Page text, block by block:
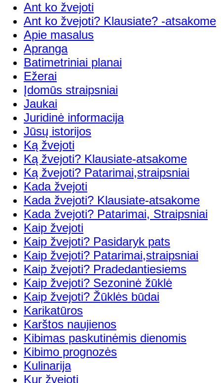
Ant ko žvejoti
Ant ko žvejoti? Klausiate? -atsakome
Apie masalus
Apranga
Batimetriniai planai
Ežerai
Įdomūs straipsniai
Jaukai
Juridinė informacija
Jūsų istorijos
Ką žvejoti
Ką žvejoti? Klausiate-atsakome
Ką žvejoti? Patarimai,straipsniai
Kada žvejoti
Kada žvejoti? Klausiate-atsakome
Kada žvejoti? Patarimai, Straipsniai
Kaip žvejoti
Kaip žvejoti? Pasidaryk pats
Kaip žvejoti? Patarimai,straipsniai
Kaip žvejoti? Pradedantiesiems
Kaip žvejoti? Sezoninė žūklė
Kaip žvejoti? Žūklės būdai
Karikatūros
Karštos naujienos
Kibimas paskutinėmis dienomis
Kibimo prognozės
Kulinarija
Kur žvejoti